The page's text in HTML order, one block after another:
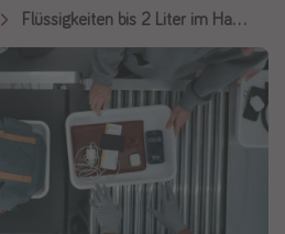
Flüssigkeiten bis 2 Liter im Handgepäck